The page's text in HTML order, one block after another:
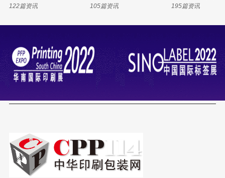
122篇资讯 105篇资讯 195篇资讯